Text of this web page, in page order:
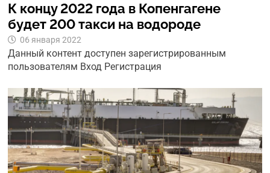
К концу 2022 года в Копенгагене
будет 200 такси на водороде
06 января 2022
Данный контент доступен зарегистрированным
пользователям Вход Регистрация